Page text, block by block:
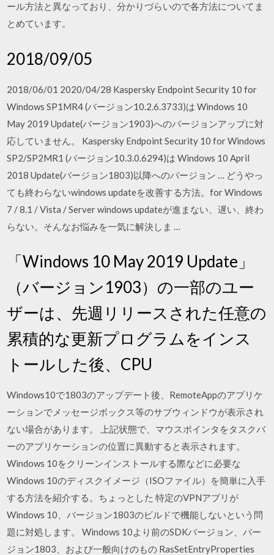
ール方法と異なっており、分かりづらいので各方法についてま
とめています。
2018/09/05
2018/06/01 2020/04/28 Kaspersky Endpoint Security 10 for
Windows SP1MR4 (バージョン10.2.6.3733)は Windows 10
May 2019 Update(バージョン1903)へのバージョンアップに対
応していません。 Kaspersky Endpoint Security 10 for Windows
SP2/SP2MR1 (バージョン10.3.0.6294)は Windows 10 April
2018 Update(バージョン1803)以降へのバージョン … どうやっ
ても終わらないwindows updateを改善する方法。for Windows
7 / 8.1 / Vista / Server windows updateが進まない、遅い、終わ
らない。そんなお悩みを一気に解決しま …
「Windows 10 May 2019 Update」
（バージョン1903）の一部のユー
ザーは、先週リリースされた任意の
累積的な更新プログラムをインス
トールした後、CPU
Windows10で1803のアップデート後、RemoteAppのアプリケ
ーションでメッセージボックス等のサブウィンドウが表示され
ない場合があります。 上記状態で、マウスポインタをタスクバ
ーのアプリケーションの位置に異動すると表示されます。
Windows 10をクリーンインストールする際などに必要な
Windows 10のディスクイメージ（ISOファイル）を簡単に入手
する方法を紹介する。ちょっとした 特定のVPNアプリが
Windows 10、バージョン1803のビルドで機能しないという問
題に対処します。 Windows 10より前のSDKバージョン、バー
ジョン1803、および一般向けのもの RasSetEntryProperties